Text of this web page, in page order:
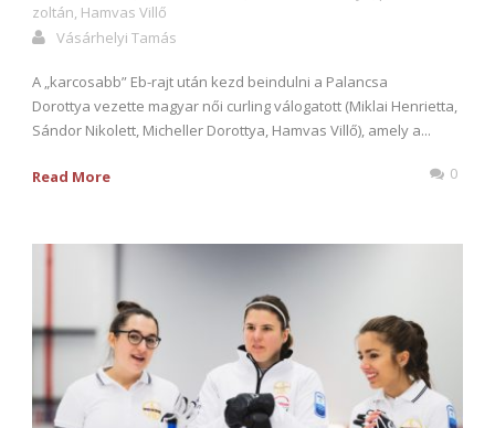
zoltán, Hamvas Villő
Vásárhelyi Tamás
A „karcosabb” Eb-rajt után kezd beindulni a Palancsa
Dorottya vezette magyar női curling válogatott (Miklai Henrietta,
Sándor Nikolett, Micheller Dorottya, Hamvas Villő), amely a...
Read More 0